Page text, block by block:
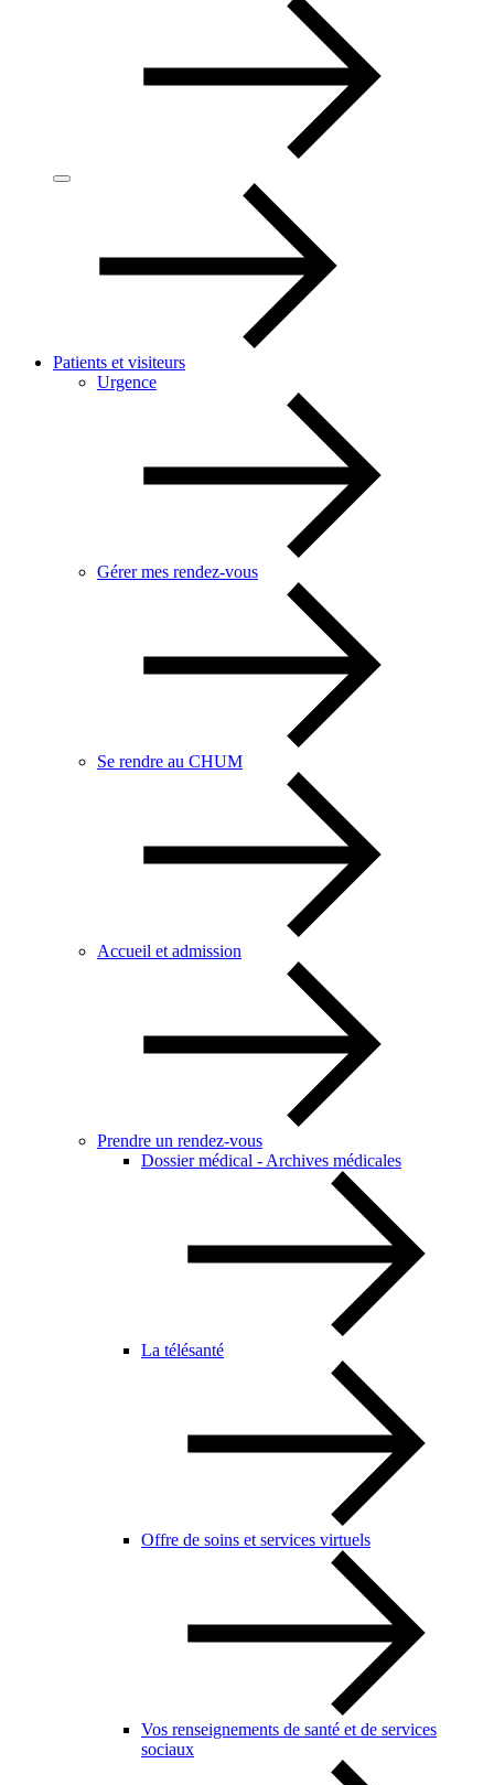
Patients et visiteurs
Urgence
Gérer mes rendez-vous
Se rendre au CHUM
Accueil et admission
Prendre un rendez-vous
Dossier médical - Archives médicales
La télésanté
Offre de soins et services virtuels
Vos renseignements de santé et de services
sociaux